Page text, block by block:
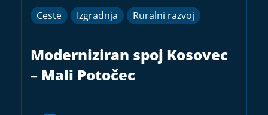
Ceste Izgradnja Ruralni razvoj
Moderniziran spoj Kosovec
– Mali Potočec